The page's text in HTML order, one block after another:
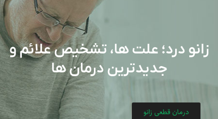
زانو درد؛ علت ها، تشخیص علائم و
جدیدترین درمان ها
درمان قطعی زانو